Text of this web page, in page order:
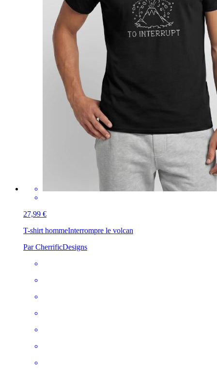
27,99 €
T-shirt hommeInterrompre le volcan
Par CherrificDesigns